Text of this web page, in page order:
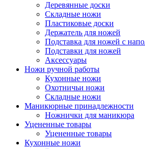
Деревянные доски
Складные ножи
Пластиковые доски
Держатель для ножей
Подставка для ножей с
Подставки для ножей
Аксессуары
Ножи ручной работы
Кухонные ножи
Охотничьи ножи
Складные ножи
Маникюрные принадлежности
Ножнички для маникюра
Уцененные товары
Уцененные товары
Кухонные ножи